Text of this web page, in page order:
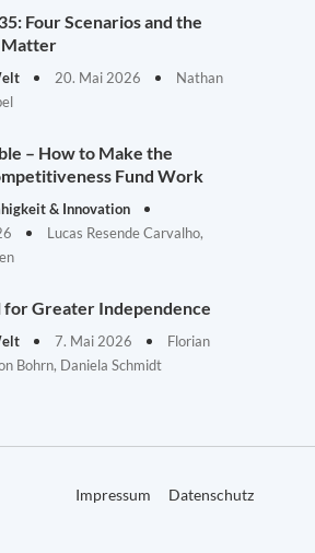
Four Scenarios and the
Matter
20. Mai 2026
Nathan
– How to Make the
Fund Work
& Innovation
Lucas Resende Carvalho,
for Greater Independence
7. Mai 2026
Florian
Bohrn, Daniela Schmidt
Impressum Datenschutz